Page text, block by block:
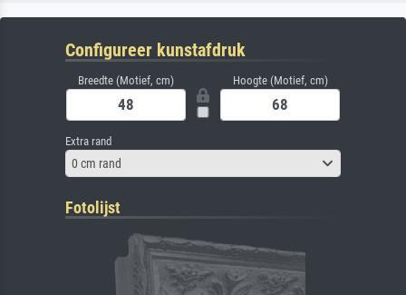
Configureer kunstafdruk
Breedte (Motief, cm) Hoogte (Motief, cm)
Extra rand
0 cm rand
Fotolijst